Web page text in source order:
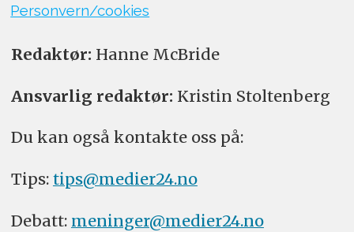
Personvern/cookies
Redaktør: Hanne McBride
Ansvarlig redaktør: Kristin Stoltenberg
Du kan også kontakte oss på:
Tips: tips@medier24.no
Debatt: meninger@medier24.no